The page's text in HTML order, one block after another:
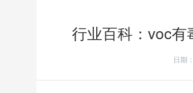
行业百科：voc
日期